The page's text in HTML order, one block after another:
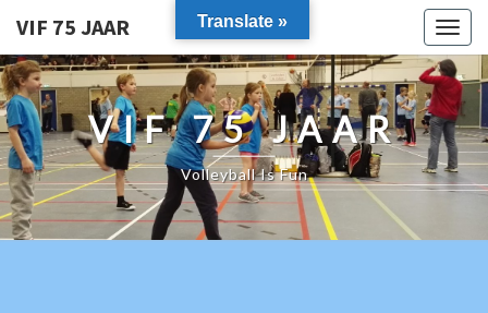
VIF 75 JAAR
VIF 75 JAAR
Volleyball Is Fun
Translate »